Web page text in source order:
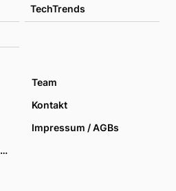
TechTrends
Team
Kontakt
Impressum / AGBs
Datenschutzoptionen verwalten